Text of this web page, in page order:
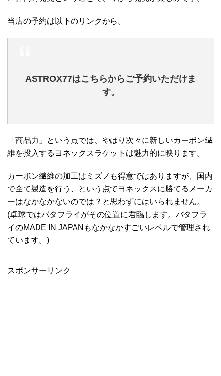
当店の予約は以下のリンクから。
ASTROX77はこちらからご予約いただけま
す。
「商品力」という点では、やはり次々に新しいカーボン繊
維を投入するヨネックスラケットは魅力的に映ります。
カーボン繊維の加工はミズノも得意ではありますが、国内
で全て製造を行う、という点でヨネックスに勝てるメーカ
ーはなかなかないのでは？と思わずにはいられません。
(卓球ではバタフライがその位置に君臨します。バタフラ
イのMADE IN JAPANもなかなかすごいレベルで管理され
ています。)
スポンサーリンク